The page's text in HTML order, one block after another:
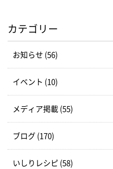
カテゴリー
お知らせ (56)
イベント (10)
メディア掲載 (55)
ブログ (170)
いしりレシピ (58)